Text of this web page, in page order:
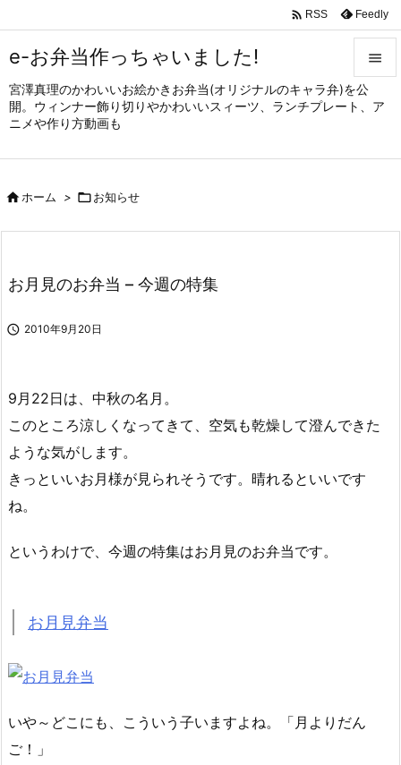
e-お弁当作っちゃいました!
宮澤真理のかわいいお絵かきお弁当(オリジナルのキャラ弁)を公
開。ウィンナー飾り切りやかわいいスィーツ、ランチプレート、ア
ニメや作り方動画も


メニュ
サイド

 RSS Feedly
ホーム > お知らせ
お月見のお弁当 – 今週の特集
 2010年9月20日
9月22日は、中秋の名月。
このところ涼しくなってきて、空気も乾燥して澄んできた
ような気がします。
きっといいお月様が見られそうです。晴れるといいです
ね。
というわけで、今週の特集はお月見のお弁当です。
お月見弁当
いや～どこにも、こういう子いますよね。「月よりだん
ご！」